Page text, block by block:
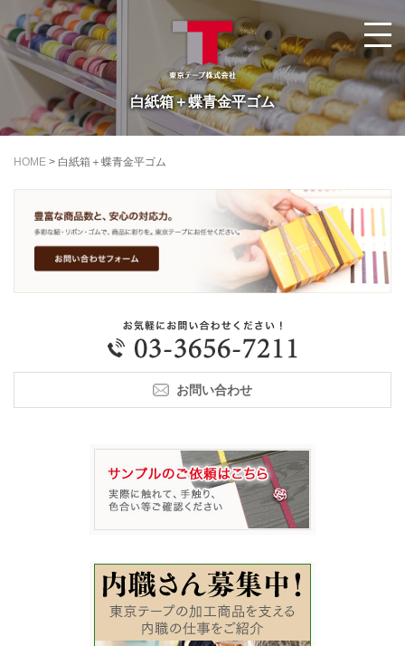
白紙箱＋蝶青金平ゴム
HOME > 白紙箱＋蝶青金平ゴム
お問い合わせ